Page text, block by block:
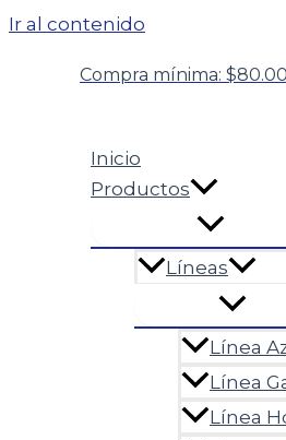
Ir al contenido
Compra mínima:
Inicio
Productos
Líneas
Línea
Línea
Línea